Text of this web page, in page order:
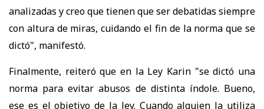
analizadas y creo que tienen que ser debatidas siempre
con altura de miras, cuidando el fin de la norma que se
dictó", manifestó.
Finalmente, reiteró que en la Ley Karin "se dictó una
norma para evitar abusos de distinta índole. Bueno,
ese es el objetivo de la ley. Cuando alguien la utiliza